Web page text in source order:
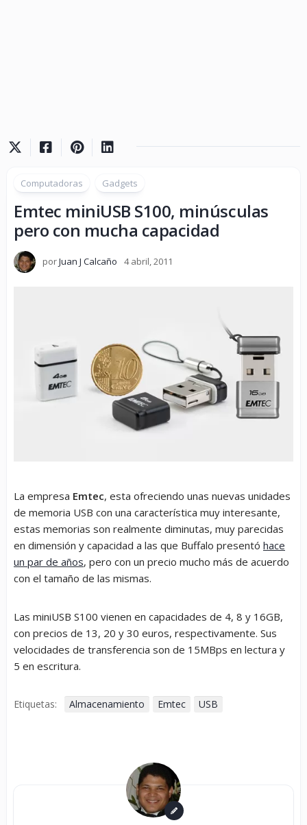
Computadoras Gadgets
Emtec miniUSB S100, minúsculas
pero con mucha capacidad
porJuan J Calcaño 4 abril, 2011
La empresa Emtec, esta ofreciendo unas nuevas unidades
de memoria USB con una característica muy interesante,
estas memorias son realmente diminutas, muy parecidas
en dimensión y capacidad a las que Buffalo presentó hace
un par de años, pero con un precio mucho más de acuerdo
con el tamaño de las mismas.
Las miniUSB S100 vienen en capacidades de 4, 8 y 16GB,
con precios de 13, 20 y 30 euros, respectivamente. Sus
velocidades de transferencia son de 15MBps en lectura y
5 en escritura.
Etiquetas: Almacenamiento Emtec USB